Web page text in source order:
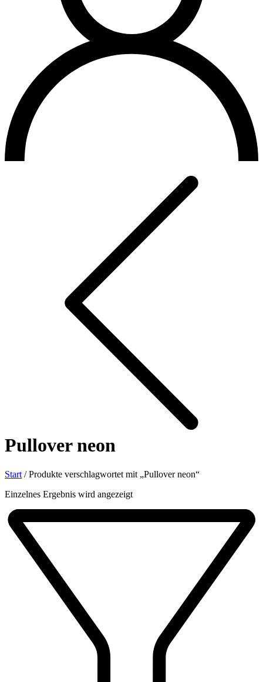
Pullover neon
Start /Produkte verschlagwortet mit „Pullover neon“
Einzelnes Ergebnis wird angezeigt